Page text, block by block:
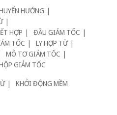
HƯỚNG
HỢP
ĐẦU GIẢM TỐC
TỐC
LY HỢP TỪ
MÔ TƠ GIẢM TỐC
GIẢM TỐC
KHỞI ĐỘNG MỀM